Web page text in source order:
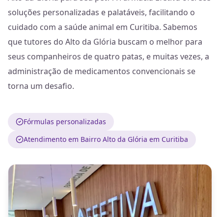
soluções personalizadas e palatáveis, facilitando o
cuidado com a saúde animal em Curitiba. Sabemos
que tutores do Alto da Glória buscam o melhor para
seus companheiros de quatro patas, e muitas vezes, a
administração de medicamentos convencionais se
torna um desafio.
Fórmulas personalizadas
Atendimento em Bairro Alto da Glória em Curitiba